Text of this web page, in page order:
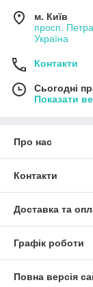
м. Київ
просп. Петра
Україна
Контакти
Сьогодні
Показати
Про нас
Контакти
Доставка та
Графік роботи
Повна версія